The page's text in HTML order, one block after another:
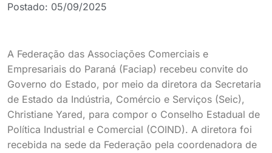
Postado: 05/09/2025
A Federação das Associações Comerciais e
Empresariais do Paraná (Faciap) recebeu convite do
Governo do Estado, por meio da diretora da Secretaria
de Estado da Indústria, Comércio e Serviços (Seic),
Christiane Yared, para compor o Conselho Estadual de
Política Industrial e Comercial (COIND). A diretora foi
recebida na sede da Federação pela coordenadora de